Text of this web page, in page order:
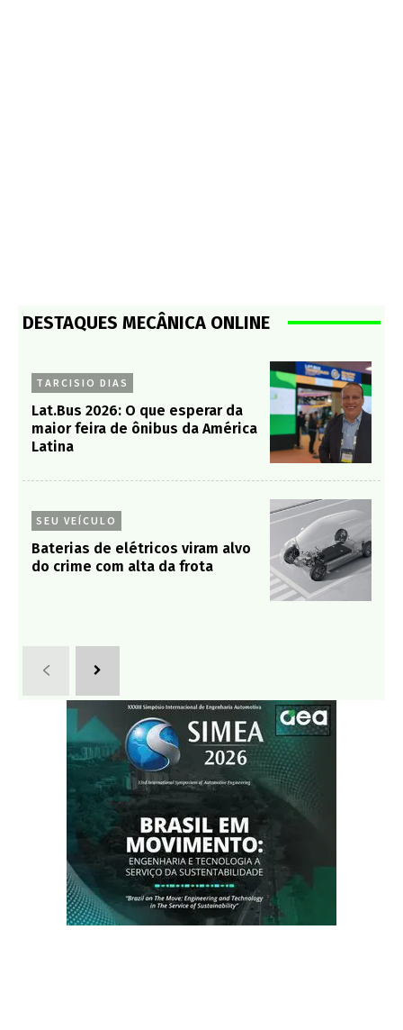
DESTAQUES MECÂNICA ONLINE
TARCISIO DIAS
Lat.Bus 2026: O que esperar da
maior feira de ônibus da América
Latina
SEU VEÍCULO
Baterias de elétricos viram alvo
do crime com alta da frota